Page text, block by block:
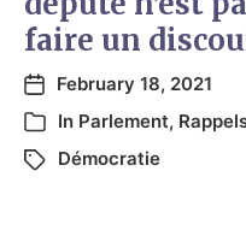
faire un
February 18, 2021
In Parlement,
Démocratie